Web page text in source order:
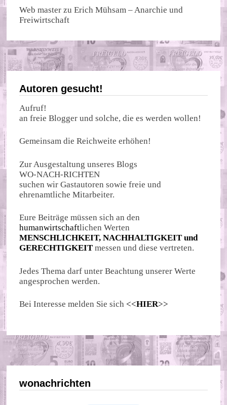
Web master zuErich Mühsam – Anarchie und
Freiwirtschaft
Autoren gesucht!
Aufruf!
an freie Blogger und solche, die es werden wollen!
Gemeinsam die Reichweite erhöhen!
Zur Ausgestaltung unseres Blogs
WO-NACH-RICHTEN
suchen wir Gastautoren sowie freie und
ehrenamtliche Mitarbeiter.
Eure Beiträge müssen sich an den
humanwirtschaftlichen Werten
MENSCHLICHKEIT, NACHHALTIGKEIT und
GERECHTIGKEIT messen und diese vertreten.
Jedes Thema darf unter Beachtung unserer Werte
angesprochen werden.
Bei Interesse melden Sie sich <<HIER>>
wonachrichten